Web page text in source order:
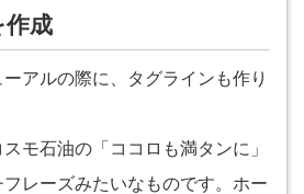
作成
アルの際に、タグラインも作り
モ石油の「ココロも満タンに」
レーズみたいなものです。ホー